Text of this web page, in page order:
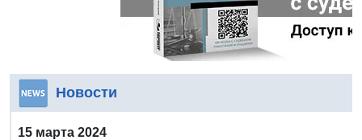
Новости
15 марта 2024